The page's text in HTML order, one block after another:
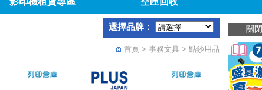
關閉
選擇品牌：
首頁 > 事務文具 > 點鈔用品